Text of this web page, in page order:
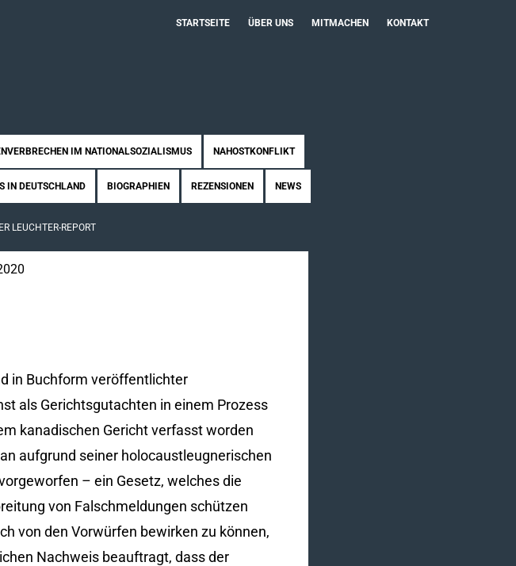
STARTSEITE ÜBER UNS MITMACHEN KONTAKT
IM NATIONALSOZIALISMUS NAHOSTKONFLIKT
IN DEUTSCHLAND BIOGRAPHIEN REZENSIONEN NEWS
LEUCHTER-REPORT
in Buchform veröffentlichter
als Gerichtsgutachten in einem Prozess
kanadischen Gericht verfasst worden
aufgrund seiner holocaustleugnerischen
– ein Gesetz, welches die
von Falschmeldungen schützen
von den Vorwürfen bewirken zu können,
Nachweis beauftragt, dass der